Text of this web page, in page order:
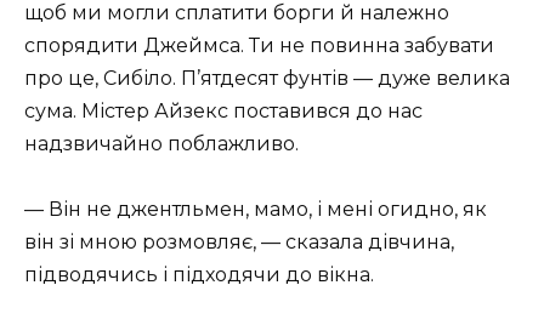
щоб ми могли сплатити борги й належно
спорядити Джеймса. Ти не повинна забувати
про це, Сибіло. П’ятдесят фунтів — дуже велика
сума. Містер Айзекс поставився до нас
надзвичайно поблажливо.
— Він не джентльмен, мамо, і мені огидно, як
він зі мною розмовляє, — сказала дівчина,
підводячись і підходячи до вікна.